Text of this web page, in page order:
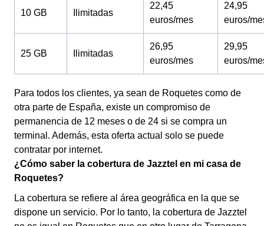
10 GB Ilimitadas
22,45
euros/mes
24,95
euros/
25 GB Ilimitadas
26,95
euros/mes
29,95
euros/
Para todos los clientes, ya sean de Roquetes como de
otra parte de España, existe un compromiso de
permanencia de 12 meses o de 24 si se compra un
terminal. Además, esta oferta actual solo se puede
contratar por internet.
¿Cómo saber la cobertura de Jazztel en mi casa de
Roquetes?
La cobertura se refiere al área geográfica en la que se
dispone un servicio. Por lo tanto, la cobertura de Jazztel